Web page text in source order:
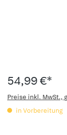
54,99 €*
Preise inkl. MwSt.,
in Vorbereitung